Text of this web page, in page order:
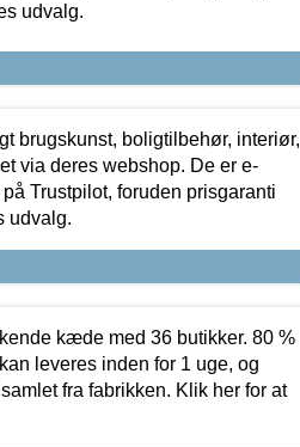
udvalg.
brugskunst, boligtilbehør, interiør,
via deres webshop. De er e-
Trustpilot, foruden prisgaranti
udvalg.
kæde med 36 butikker. 80 %
leveres inden for 1 uge, og
fra fabrikken. Klik her for at